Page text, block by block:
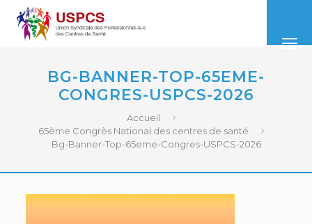
BG-BANNER-TOP-65EME-
CONGRES-USPCS-2026
Accueil
65ème Congrès National des centres de santé
Bg-Banner-Top-65eme-Congres-USPCS-2026